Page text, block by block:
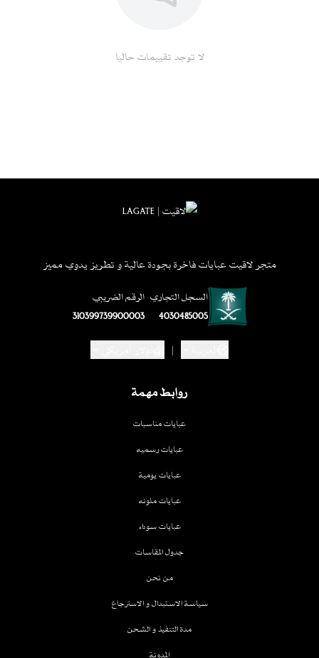
لا توجد تقييمات حاليا
روابط مهمة
عبايات مناسبات
عبايات رسميه
عبايات يومية
عبايات ملونه
عبايات سوداء
جدول المقاسات
من نحن
سياسة الاستبدال و الاسترجاع
مدة التنفيذ و الشحن
المدونة
متجر لاقيت عبايات فاخرة بجودة عالية و تطريز يدوي مميز
السجل التجاري
4030485005
الرقم الضريبي
310399739900003
|